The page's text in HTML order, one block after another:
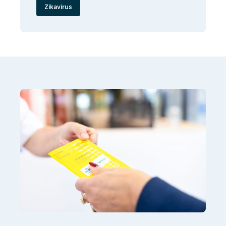
Zikavirus
onbezorgd
reizen
werken